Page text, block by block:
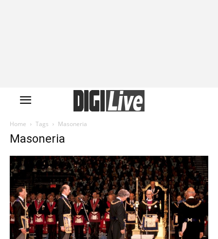
Home Tags Masoneria
Masoneria